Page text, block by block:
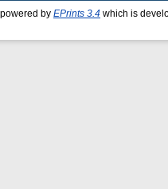
powered by EPrints 3.4 which is